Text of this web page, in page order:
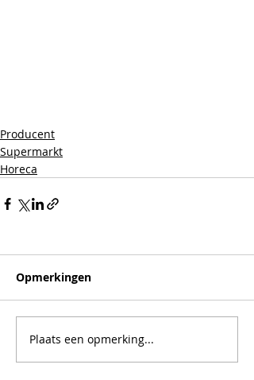
Producent
Supermarkt
Horeca
Opmerkingen
Plaats een opmerking...